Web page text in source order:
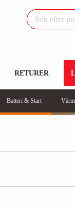
RETURER
Batteri & Start